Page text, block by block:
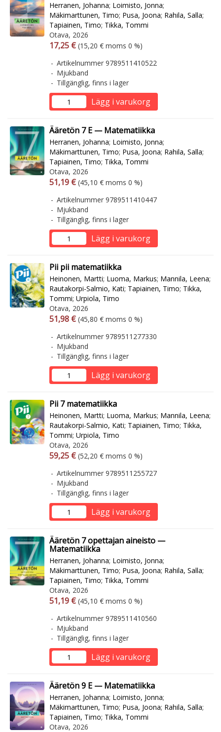
Herranen, Johanna; Loimisto, Jonna;
Mäkimarttunen, Timo; Pusa, Joona; Rahila, Salla;
Tapiainen, Timo; Tikka, Tommi
Otava, 2026
Arvonlisäverollinen hinta
17,25 € Arvonlisäveroton hinta
(15,20 € moms 0 %)
Artikelnummer 9789511410522
Mjukband
Tillgänglig, finns i lager
Lägg i varukorg
Ääretön 7 E — Matematiikka
Herranen, Johanna; Loimisto, Jonna;
Mäkimarttunen, Timo; Pusa, Joona; Rahila, Salla;
Tapiainen, Timo; Tikka, Tommi
Otava, 2026
Arvonlisäverollinen hinta
51,19 € Arvonlisäveroton hinta
(45,10 € moms 0 %)
Artikelnummer 9789511410447
Mjukband
Tillgänglig, finns i lager
Lägg i varukorg
Pii pii matematiikka
Heinonen, Martti; Luoma, Markus; Mannila, Leena;
Rautakorpi-Salmio, Kati; Tapiainen, Timo; Tikka,
Tommi; Urpiola, Timo
Otava, 2026
Arvonlisäverollinen hinta
51,98 € Arvonlisäveroton hinta
(45,80 € moms 0 %)
Artikelnummer 9789511277330
Mjukband
Tillgänglig, finns i lager
Lägg i varukorg
Pii 7 matematiikka
Heinonen, Martti; Luoma, Markus; Mannila, Leena;
Rautakorpi-Salmio, Kati; Tapiainen, Timo; Tikka,
Tommi; Urpiola, Timo
Otava, 2026
Arvonlisäverollinen hinta
59,25 € Arvonlisäveroton hinta
(52,20 € moms 0 %)
Artikelnummer 9789511255727
Mjukband
Tillgänglig, finns i lager
Lägg i varukorg
Ääretön 7 opettajan aineisto —
Matematiikka
Herranen, Johanna; Loimisto, Jonna;
Mäkimarttunen, Timo; Pusa, Joona; Rahila, Salla;
Tapiainen, Timo; Tikka, Tommi
Otava, 2026
Arvonlisäverollinen hinta
51,19 € Arvonlisäveroton hinta
(45,10 € moms 0 %)
Artikelnummer 9789511410560
Mjukband
Tillgänglig, finns i lager
Lägg i varukorg
Ääretön 9 E — Matematiikka
Herranen, Johanna; Loimisto, Jonna;
Mäkimarttunen, Timo; Pusa, Joona; Rahila, Salla;
Tapiainen, Timo; Tikka, Tommi
Otava, 2026